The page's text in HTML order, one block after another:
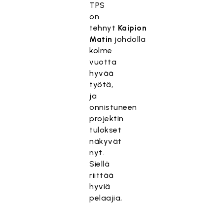
TPS
on
tehnyt Kaipion
Matin johdolla
kolme
vuotta
hyvää
työtä,
ja
onnistuneen
projektin
tulokset
näkyvät
nyt.
Siellä
riittää
hyviä
pelaajia,